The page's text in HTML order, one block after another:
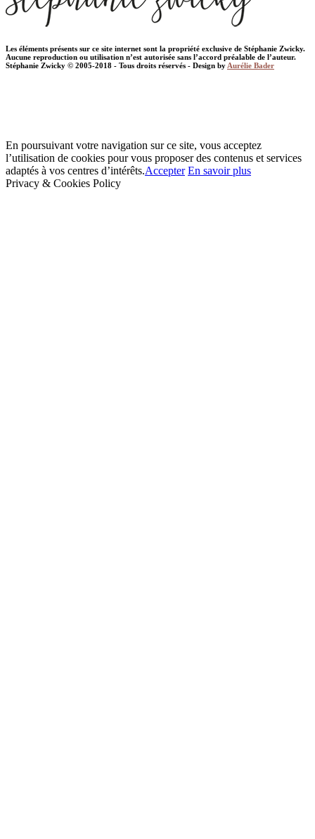
Les éléments présents sur ce site internet sont la propriété exclusive de Stéphanie Zwicky.
Aucune reproduction ou utilisation n’est autorisée sans l’accord préalable de l’auteur.
Stéphanie Zwicky © 2005-2018 - Tous droits réservés - Design byAurélie Bader
En poursuivant votre navigation sur ce site, vous acceptez
l’utilisation de cookies pour vous proposer des contenus et services
adaptés à vos centres d’intérêts.Accepter En savoir plus
Privacy & Cookies Policy